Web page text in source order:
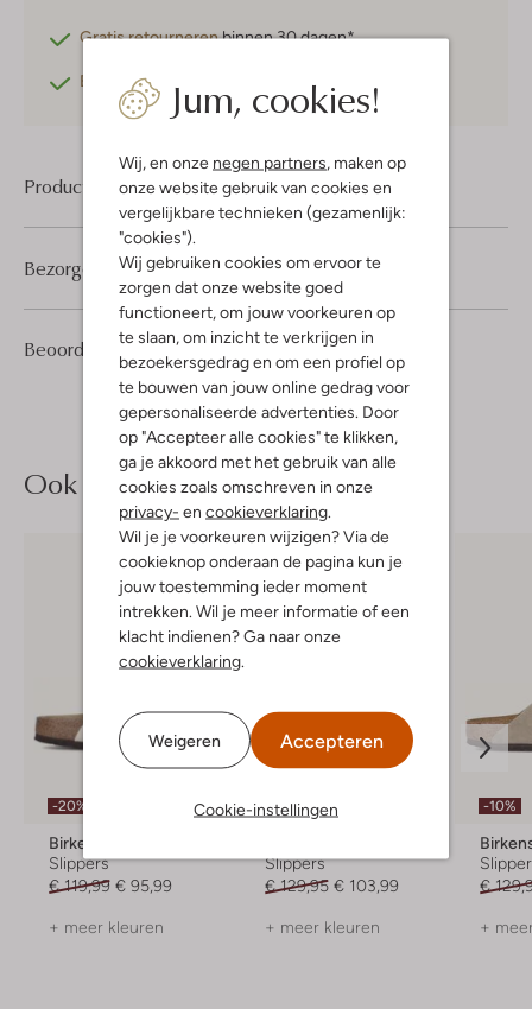
Jum, cookies!
Wij, en onze negen partners, maken op
onze website gebruik van cookies en
vergelijkbare technieken (gezamenlijk:
"cookies").
Wij gebruiken cookies om ervoor te
zorgen dat onze website goed
functioneert, om jouw voorkeuren op
te slaan, om inzicht te verkrijgen in
bezoekersgedrag en om een profiel op
te bouwen van jouw online gedrag voor
gepersonaliseerde advertenties. Door
op "Accepteer alle cookies" te klikken,
ga je akkoord met het gebruik van alle
cookies zoals omschreven in onze
privacy- en cookieverklaring.
Wil je je voorkeuren wijzigen? Via de
cookieknop onderaan de pagina kun je
jouw toestemming ieder moment
intrekken. Wil je meer informatie of een
klacht indienen? Ga naar onze
cookieverklaring.
Weigeren Accepteren
Cookie-instellingen
Gratis retournerenbinnen 30 dagen*
Betaal achteraf
Product informatie
Beoordelingen (2) 5/5
2
5
Sterren
Bezorgen & retourneren
Ook iets voor jou?
-20%
Birkenstock
Slippers
€ 119,99 € 95,99
+ meer kleuren
-20%
Slippers
€ 129,95 € 103,99
+ meer kleuren
-10%
€
+